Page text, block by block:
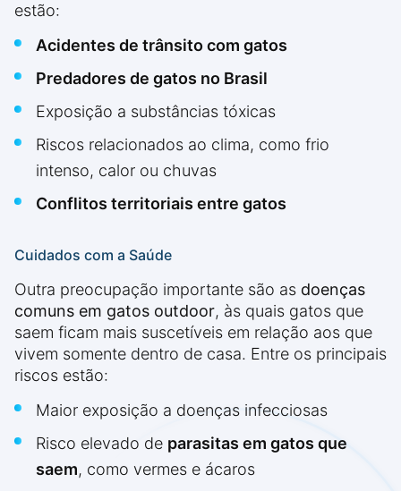
estão:
Acidentes de trânsito com gatos
Predadores de gatos no Brasil
Exposição a substâncias tóxicas
Riscos relacionados ao clima, como frio
intenso, calor ou chuvas
Conflitos territoriais entre gatos
Cuidados com a Saúde
Outra preocupação importante são as doenças
comuns em gatos outdoor, às quais gatos que
saem ficam mais suscetíveis em relação aos que
vivem somente dentro de casa. Entre os principais
riscos estão:
Maior exposição a doenças infecciosas
Risco elevado de parasitas em gatos que
saem, como vermes e ácaros